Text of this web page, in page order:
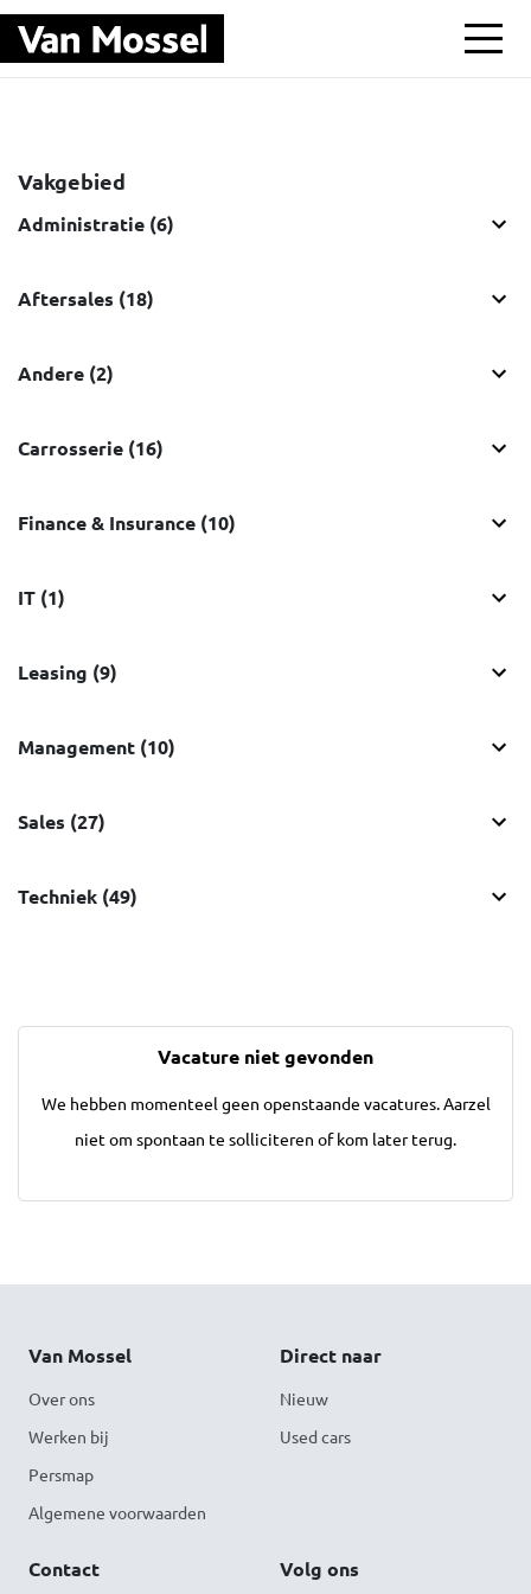
Ga naar hoofdinhoud
Vakgebied
Administratie (6)
Aftersales (18)
Andere (2)
Carrosserie (16)
Finance & Insurance (10)
IT (1)
Leasing (9)
Management (10)
Sales (27)
Techniek (49)
Vacature niet gevonden
We hebben momenteel geen openstaande vacatures. Aarzel
niet om spontaan te solliciteren of kom later terug.
Van Mossel
Over ons
Werken bij
Persmap
Algemene voorwaarden
Direct naar
Nieuw
Used cars
Contact Volg ons